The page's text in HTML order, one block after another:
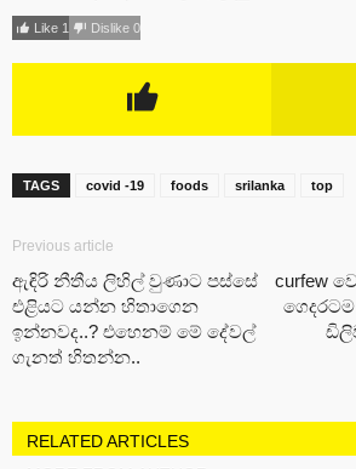
Like 1 Dislike 0
TAGS covid -19 foods srilanka top
Previous article
ඇඳිරි නීතීය ලිහිල් වුණාට පස්සේ
එළියට යන්න හිතාගෙන
ඉන්නවද..? එහෙනම් මේ දේවල්
ගැනත් හිතන්න..
curfew
RELATED ARTICLES